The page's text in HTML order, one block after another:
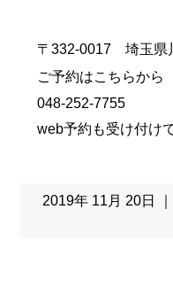
〒332-0017 埼玉県
ご予約はこちらから
048-252-7755
web予約も受け付け
2019年 11月 20日